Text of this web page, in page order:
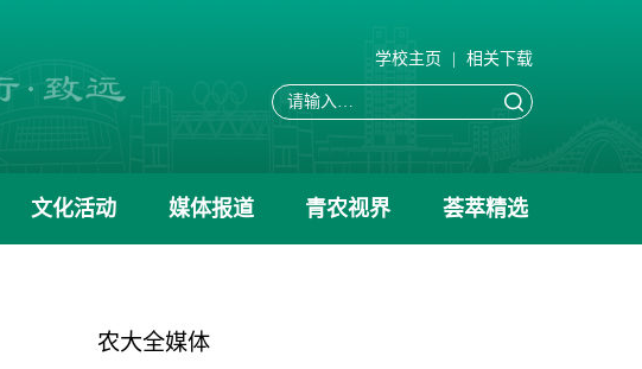
学校主页 相关下载
文化活动 媒体报道 青农视界 荟萃精选
农大全媒体